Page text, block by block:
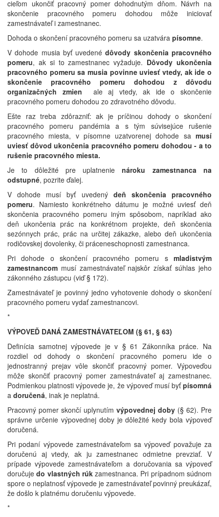
cieľom ukončiť pracovný pomer dohodnutým dňom. Návrh na
skončenie pracovného pomeru dohodou môže iniciovať
zamestnávateľ i zamestnanec.
Dohoda o skončení pracovného pomeru sa uzatvára písomne.
V dohode musia byť uvedenédôvody skončenia pracovného
pomeru, ak si to zamestnanec vyžaduje. Dôvody ukončenia
pracovného pomeru sa musia povinne uviesť vtedy, ak ide o
skončenie pracovného pomeru dohodou z dôvodu
organizačných zmien ale aj vtedy, ak ide o skončenie
pracovného pomeru dohodou zo zdravotného dôvodu.
Ešte raz treba zdôrazniť: ak je príčinou dohody o skončení
pracovného pomeru pandémia a s tým súvisejúce rušenie
pracovného miesta, v písomne uzatvorenej dohode sa musí
uviesť dôvod ukončenia pracovného pomeru dohodou - a to
rušenie pracovného miesta.
Je to dôležité pre uplatnenienároku zamestnanca na
odstupné, pozrite ďalej.
V dohode musí byť uvedený deň skončenia pracovného
pomeru. Namiesto konkrétneho dátumu je možné uviesť deň
skončenia pracovného pomeru iným spôsobom, napríklad ako
deň ukončenia prác na konkrétnom projekte, deň skončenia
sezónnych prác, prác na určitej zákazke, alebo deň ukončenia
rodičovskej dovolenky, či práceneschopnosti zamestnanca.
Pri dohode o skončení pracovného pomeru s mladistvým
zamestnancom musí zamestnávateľ najskôr získať súhlas jeho
zákonného zástupcu (viď § 172).
Zamestnávateľ je povinný jedno vyhotovenie dohody o skončení
pracovného pomeru vydať zamestnancovi.
*
VÝPOVEĎ DANÁ ZAMESTNÁVATEĽOM (§ 61, § 63)
Definícia samotnej výpovede je v § 61 Zákonníka práce. Na
rozdiel od dohody o skončení pracovného pomeru ide o
jednostranný prejav vôle skončiť pracovný pomer. Výpoveďou
môže skončiť pracovný pomer zamestnávateľ aj zamestnanec.
Podmienkou platnosti výpovede je, že výpoveď musí byťpísomná
a doručená, inak je neplatná.
Pracovný pomer skončí uplynutím výpovednej doby (§ 62). Pre
správne určenie výpovednej doby je dôležité kedy bola výpoveď
doručená.
Pri podaní výpovede zamestnávateľom sa výpoveď považuje za
doručenú aj vtedy, ak ju zamestnanec odmietne prevziať. V
prípade výpovede zamestnávateľom a doručovania sa výpoveď
doručujedo vlastných rúkzamestnanca. Pri prípadnom súdnom
spore o neplatnosť výpovede je zamestnávateľ povinný preukázať,
že došlo k platnému doručeniu výpovede.
*